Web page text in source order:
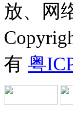
放、网
有 粤